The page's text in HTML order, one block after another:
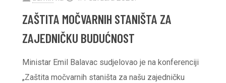
ZAŠTITA MOČVARNIH STANIŠTA ZA
ZAJEDNIČKU BUDUĆNOST
Ministar Emil Balavac sudjelovao je na konferenciji
„Zaštita močvarnih staništa za našu zajedničku